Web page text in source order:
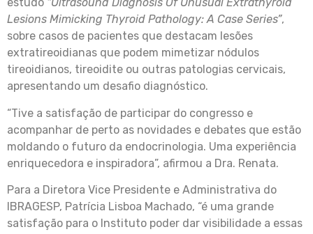
Lesions Mimicking Thyroid Pathology: A Case Series”,
sobre casos de pacientes que destacam lesões
extratireoidianas que podem mimetizar nódulos
tireoidianos, tireoidite ou outras patologias cervicais,
apresentando um desafio diagnóstico.
“Tive a satisfação de participar do congresso e
acompanhar de perto as novidades e debates que estão
moldando o futuro da endocrinologia. Uma experiência
enriquecedora e inspiradora”, afirmou a Dra. Renata.
Para a Diretora Vice Presidente e Administrativa do
IBRAGESP, Patrícia Lisboa Machado, “é uma grande
satisfação para o Instituto poder dar visibilidade a essas